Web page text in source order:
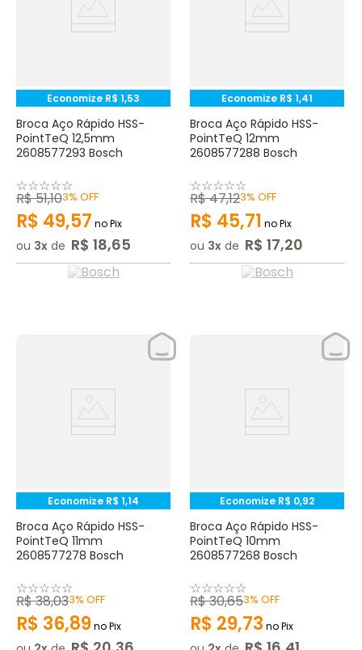
Economize R$ 1,53
Broca Aço Rápido HSS-
PointTeQ 12,5mm
2608577293 Bosch
☆☆☆☆☆
R$51,103% OFF
R$ 49,57 no Pix
ou 3 de R$ 18,65
Economize R$ 1,41
Broca Aço Rápido HSS-
PointTeQ 12mm
2608577288 Bosch
☆☆☆☆☆
R$47,123% OFF
R$ 45,71 no Pix
ou 3 de R$ 17,20
Economize R$ 1,14
Broca Aço Rápido HSS-
PointTeQ 11mm
2608577278 Bosch
☆☆☆☆☆
R$38,033% OFF
R$ 36,89no Pix
Economize R$ 0,92
Broca Aço Rápido HSS-
PointTeQ 10mm
2608577268 Bosch
☆☆☆☆☆
R$30,653% OFF
R$ 29,73 no Pix